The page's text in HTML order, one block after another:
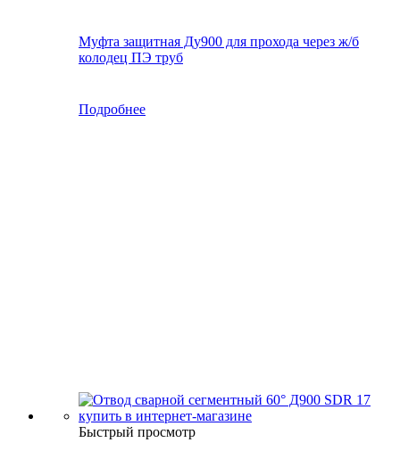
Муфта защитная Ду900 для прохода через ж/б
колодец ПЭ труб
Подробнее
Быстрый просмотр